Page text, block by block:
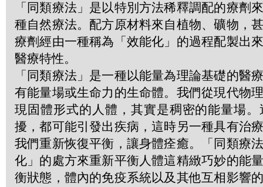
「同類療法」是以特別方法稀釋調配的療劑
種自然療法。配方原材料來自植物、礦物，
療劑經由一種稱為「效能化」的過程配製出
醫療特性。
「同類療法」是一種以能量為理論基礎的醫
有能量場或生命力的生命體。我們從現代物
現固體形式的人體，其實是稠密的能量場
擾，都可能引發出疾病，這時另一種具有治
我們重新恢復平衡，讓身體痊癒。「同類療
化」的處方來重新平衡人體這精緻巧妙的能
衡狀態，體內的免疫系統以及其他互相影響